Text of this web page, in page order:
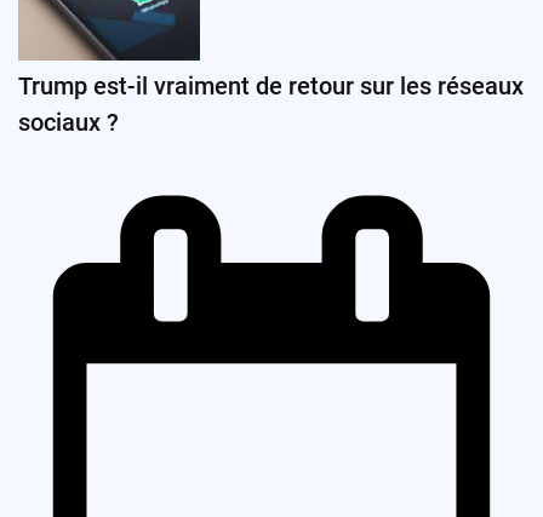
Trump est-il vraiment de retour sur les réseaux
sociaux ?